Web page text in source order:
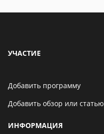
УЧАСТИЕ
Добавить программу
Добавить обзор или статью
ИНФОРМАЦИЯ